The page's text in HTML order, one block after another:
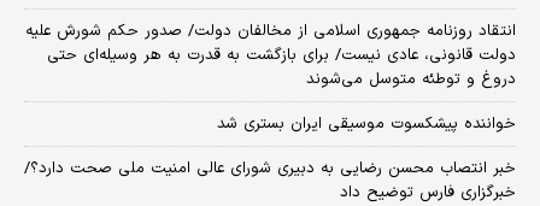
انتقاد روزنامه جمهوری اسلامی از مخالفان دولت/ صدور حکم شورش علیه
دولت قانونی، عادی نیست/ برای بازگشت به قدرت به هر وسیله‌ای حتی
دروغ و توطئه متوسل می‌شوند
خواننده پیشکسوت موسیقی ایران بستری شد
خبر انتصاب محسن رضایی به دبیری شورای عالی امنیت ملی صحت دارد؟/
خبرگزاری فارس توضیح داد